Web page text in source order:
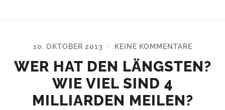
10. OKTOBER 2013 / KEINE KOMMENTARE
WER HAT DEN LÄNGSTEN?
WIE VIEL SIND 4
MILLIARDEN MEILEN?